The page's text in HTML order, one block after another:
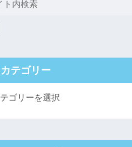
カテゴリー